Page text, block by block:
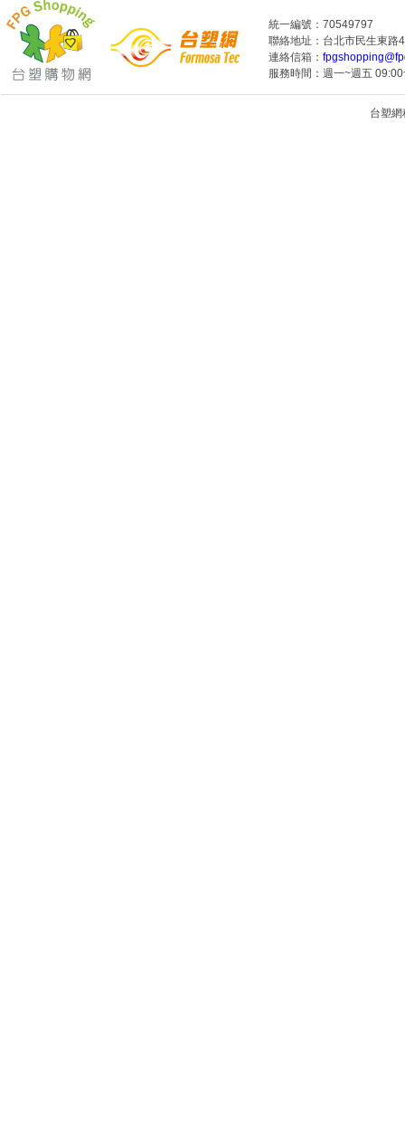
統一編號：70549797
聯絡地址：台北市民生東路
連絡信箱：
服務時間：週一~週五
台塑